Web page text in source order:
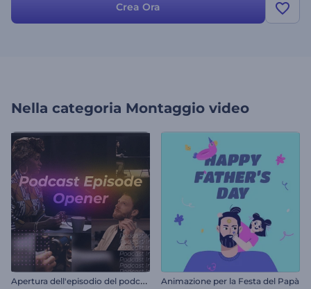
Crea Ora
Nella categoria Montaggio video
A
pertura dell'episodio del podcast Animazione per la Festa del Papà